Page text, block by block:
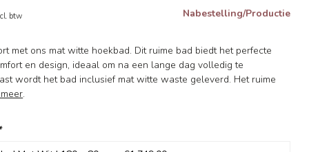
btw Nabestelling/Productie
met ons mat witte hoekbad. Dit ruime bad biedt het perfecte
en design, ideaal om na een lange dag volledig te
wordt het bad inclusief mat witte waste geleverd. Het ruime
.